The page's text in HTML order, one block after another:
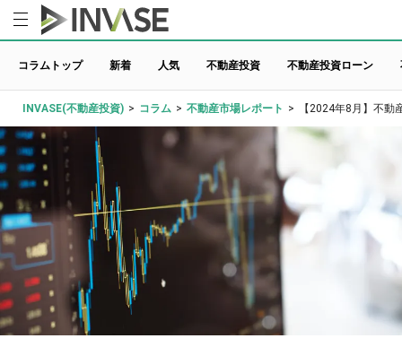
コラムトップ 新着 人気 不動産投資 不動産投資ローン
INVASE(不動産投資) > コラム > 不動産市場レポート > 【2024年8月】不